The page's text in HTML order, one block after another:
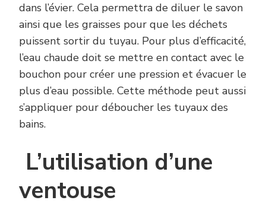
dans l’évier. Cela permettra de diluer le savon
ainsi que les graisses pour que les déchets
puissent sortir du tuyau. Pour plus d’efficacité,
l’eau chaude doit se mettre en contact avec le
bouchon pour créer une pression et évacuer le
plus d’eau possible. Cette méthode peut aussi
s’appliquer pour déboucher les tuyaux des
bains.
L’utilisation d’une
ventouse